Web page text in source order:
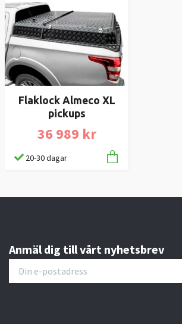
Flaklock Almeco XL
pickups
36 989 kr
20-30 dagar
Anmäl dig till vårt nyhetsbrev